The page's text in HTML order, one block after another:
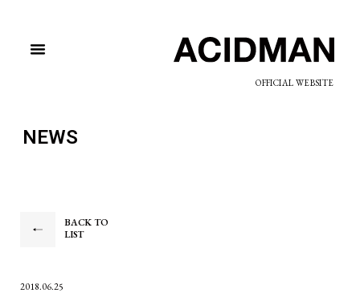
OFFICIAL WEBSITE
NEWS
BACK TO
LIST
2018.06.25